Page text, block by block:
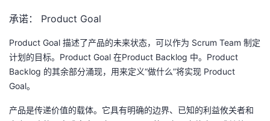
承诺： Product Goal
Product Goal 描述了产品的未来状态，可以作为 Scrum Team 制定
计划的目标。Product Goal 在Product Backlog 中。Product
Backlog 的其余部分涌现，用来定义“做什么”将实现 Product
Goal。
产品是传递价值的载体。它具有明确的边界、已知的利益攸关者和